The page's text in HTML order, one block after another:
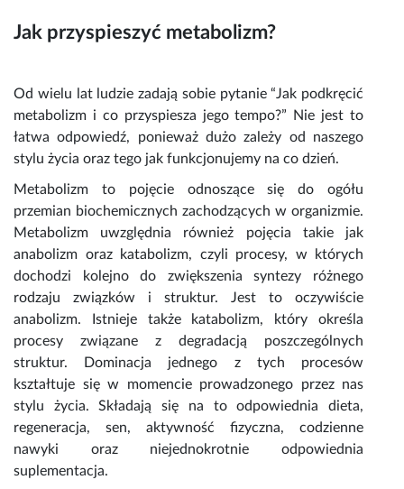
Jak przyspieszyć metabolizm?
Od wielu lat ludzie zadają sobie pytanie “Jak podkręcić
metabolizm i co przyspiesza jego tempo?” Nie jest to
łatwa odpowiedź, ponieważ dużo zależy od naszego
stylu życia oraz tego jak funkcjonujemy na co dzień.
Metabolizm to pojęcie odnoszące się do ogółu
przemian biochemicznych zachodzących w organizmie.
Metabolizm uwzględnia również pojęcia takie jak
anabolizm oraz katabolizm, czyli procesy, w których
dochodzi kolejno do zwiększenia syntezy różnego
rodzaju związków i struktur. Jest to oczywiście
anabolizm. Istnieje także katabolizm, który określa
procesy związane z degradacją poszczególnych
struktur. Dominacja jednego z tych procesów
kształtuje się w momencie prowadzonego przez nas
stylu życia. Składają się na to odpowiednia dieta,
regeneracja, sen, aktywność fizyczna, codzienne
nawyki oraz niejednokrotnie odpowiednia
suplementacja.